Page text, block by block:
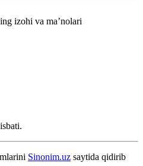
izohi va ma’nolari
Sinonim.uz saytida qidirib